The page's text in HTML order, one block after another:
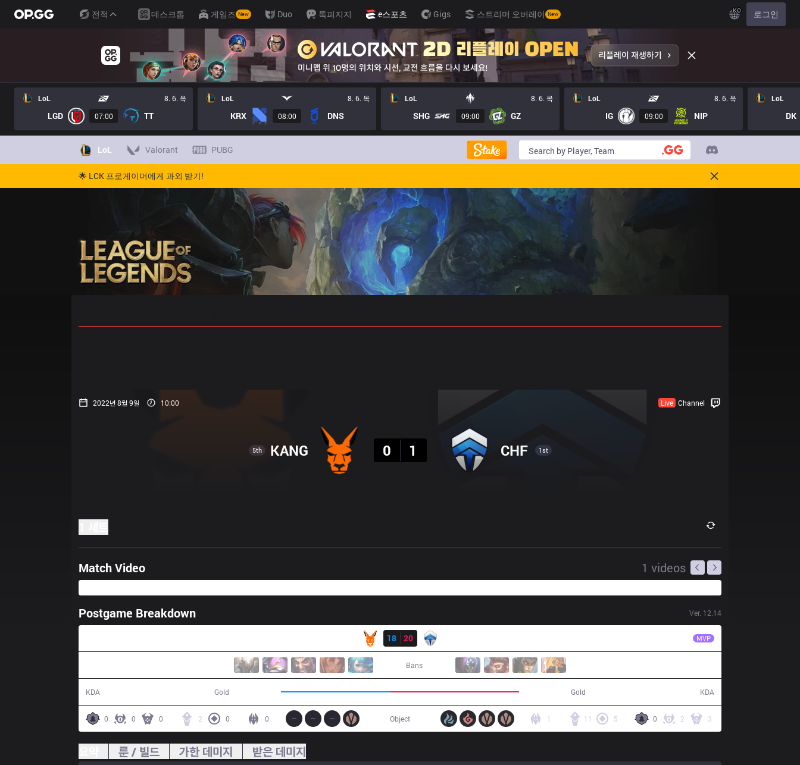
전적 데스크톱 게임즈 New Duo 톡피지지 e스포츠 Gigs 스트리머 오버레이 New KO 로그인
LoL 8. 6. 목
LGD 07:00 TT
LoL 8. 6. 목
KRX 08:00 DNS
LoL 8. 6. 목
SHG 09:00 GZ
LoL 8. 6. 목
IG 09:00 NIP
LoL
DK
LoL Valorant PUBG
🌟 LCK 프로게이머에게 과외 받기!
2022년 8월 9일 10:00 Live Channel
5th KANG
0
1 CHF 1st
Match Video 1 videos
Postgame Breakdown Ver. 12.14
18
20 MVP
Bans
KDA Gold Gold KDA
0 0 0 2 0 0 0 2 3
11 5
1
Object
룬 / 빌드 가한 데미지 받은 데미지